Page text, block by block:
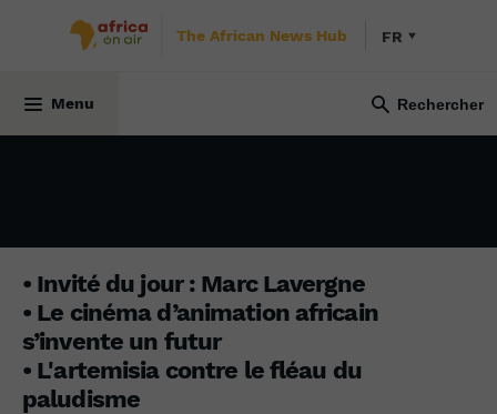
The African News Hub FR
Menu
• Invité du jour : Marc Lavergne
• Le cinéma d’animation africain
s’invente un futur
• L'artemisia contre le fléau du
paludisme